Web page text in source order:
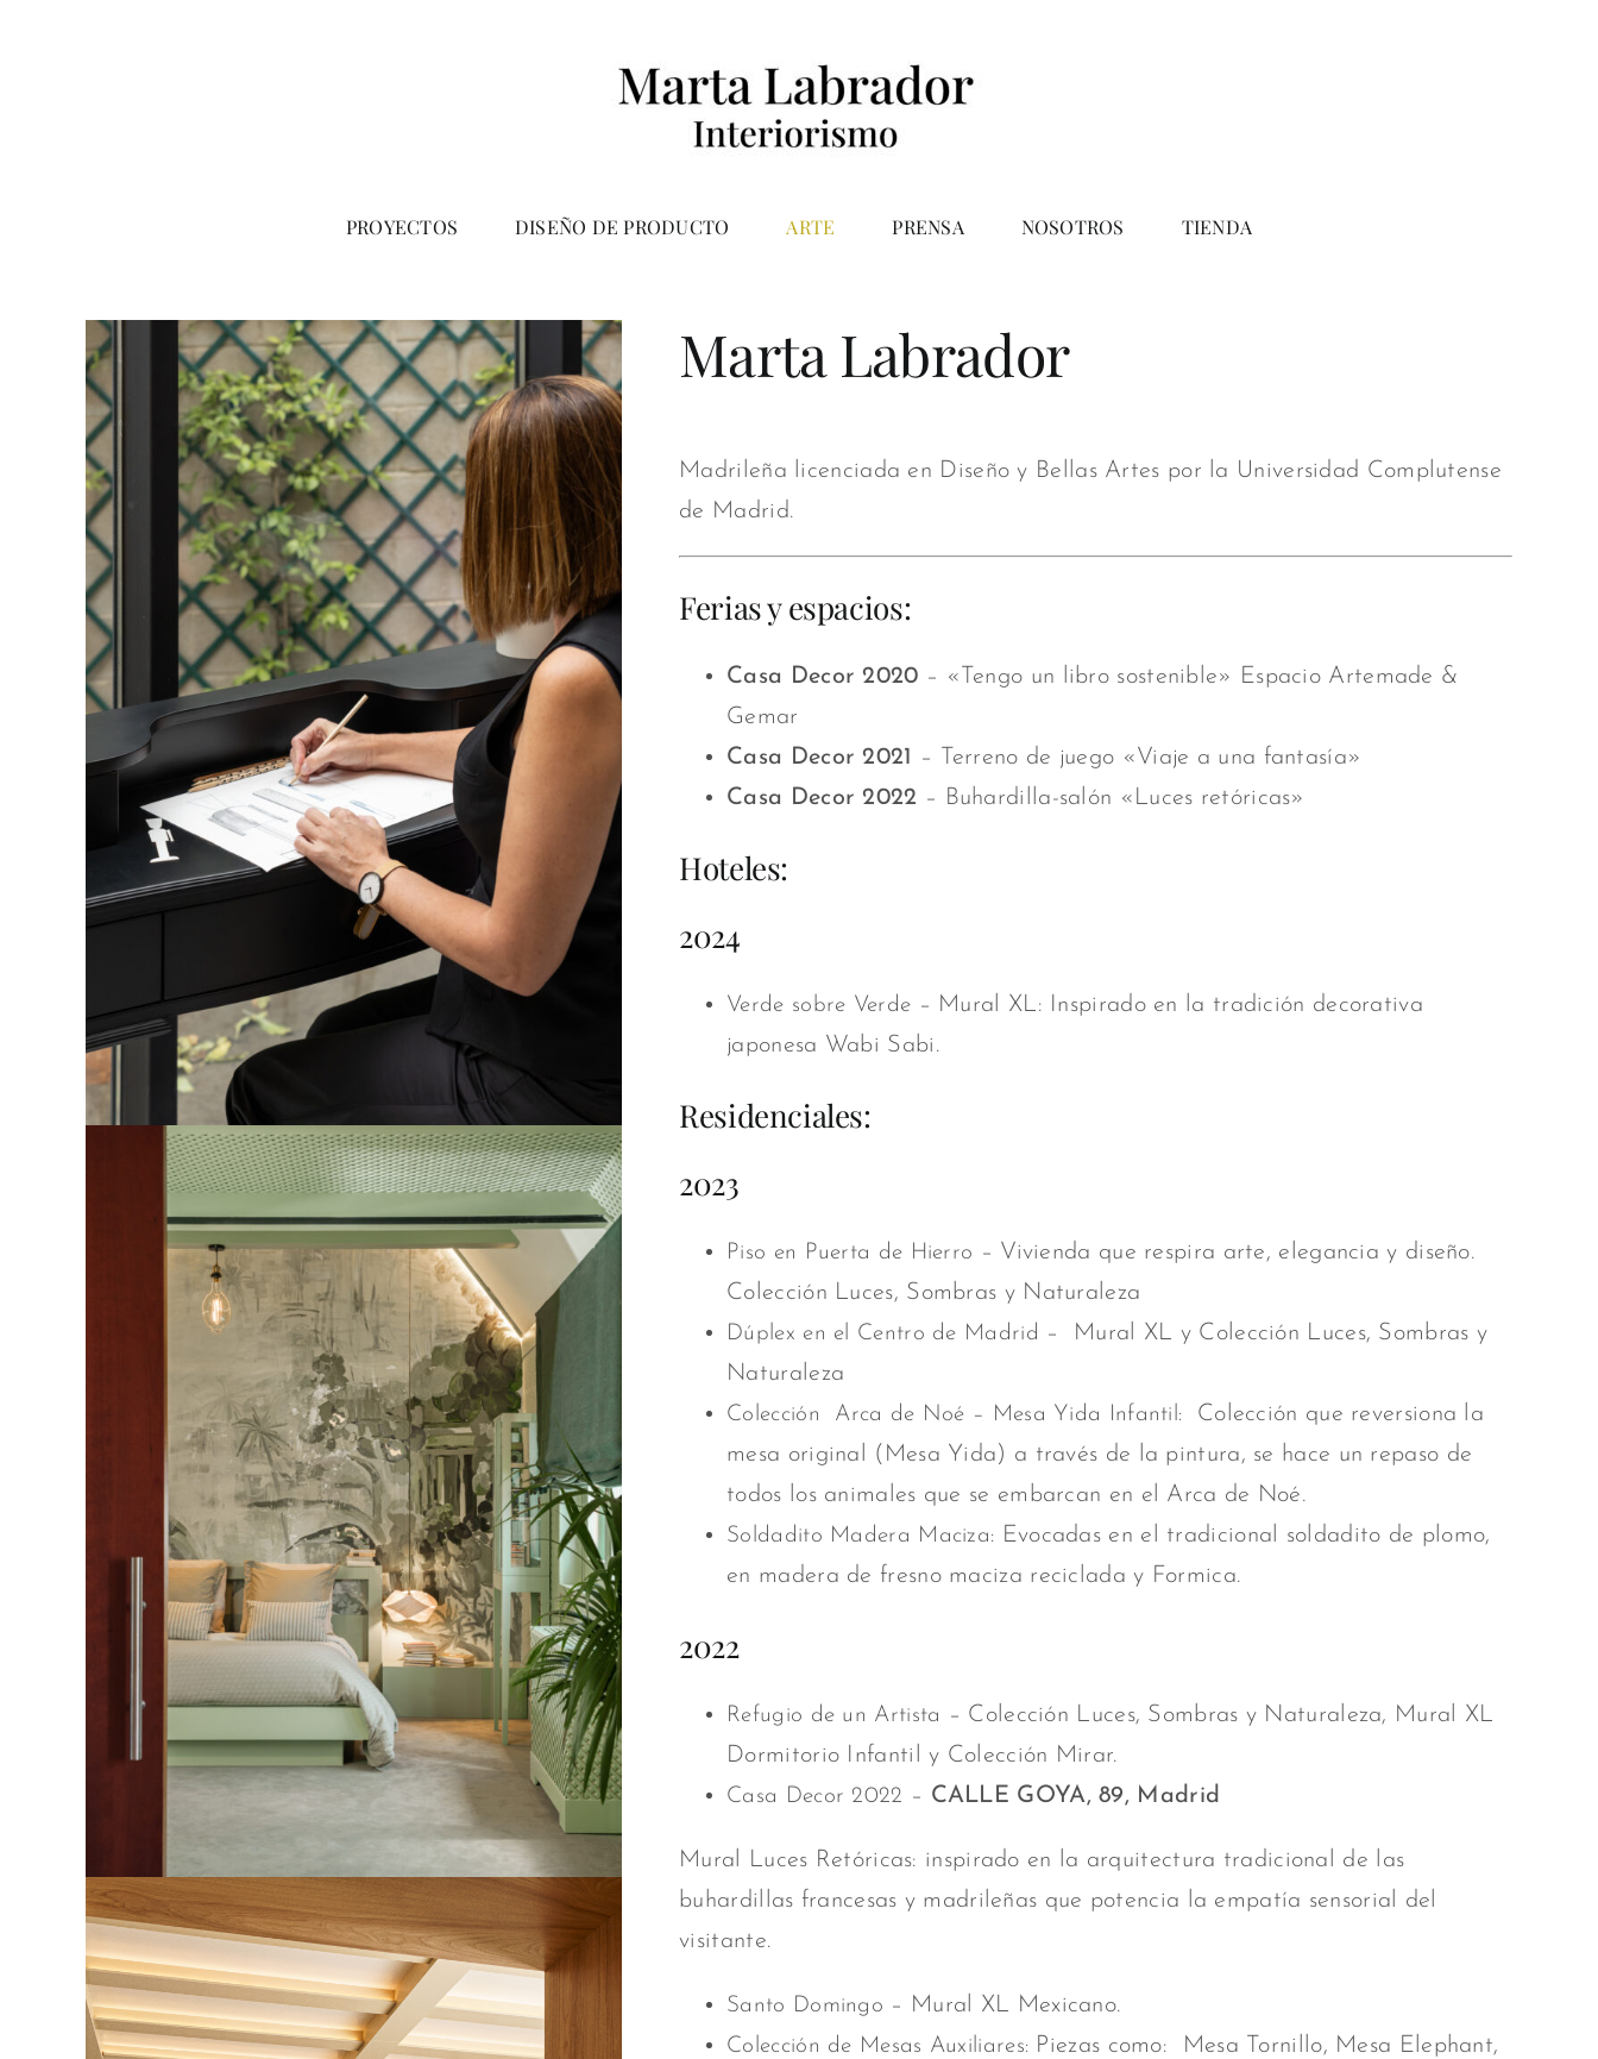
PROYECTOS DISEÑO DE PRODUCTO ARTE PRENSA NOSOTROS TIENDA
Marta Labrador
Madrileña licenciada en Diseño y Bellas Artes por la Universidad Complutense
de Madrid.
Ferias y espacios:
Casa Decor 2020 – «Tengo un libro sostenible» Espacio Artemade &
Gemar
Casa Decor 2021
–
Terreno de juego «Viaje a una fantasía»
Casa Decor 2022 – Buhardilla-salón «Luces retóricas»
Hoteles:
2024
Verde sobre Verde – Mural XL: Inspirado en la tradición decorativa
japonesa Wabi Sabi.
Residenciales:
2023
Piso en Puerta de Hierro – Vivienda que respira arte, elegancia y diseño.
Colección Luces, Sombras y Naturaleza
Dúplex en el Centro de Madrid – Mural XL y Colección Luces, Sombras y
Naturaleza
Colección Arca de Noé – Mesa Yida Infantil: Colección que reversiona la
mesa original (Mesa Yida) a través de la pintura, se hace un repaso de
todos los animales que se embarcan en el Arca de Noé.
Soldadito Madera Maciza: Evocadas en el tradicional soldadito de plomo,
en madera de fresno maciza reciclada y Formica.
2022
Refugio de un Artista – Colección Luces, Sombras y Naturaleza, Mural XL
Dormitorio Infantil y Colección Mirar.
Casa Decor 2022 – CALLE GOYA, 89, Madrid
Mural Luces Retóricas: inspirado en la arquitectura tradicional de las
buhardillas francesas y madrileñas que potencia la empatía sensorial del
visitante.
Santo Domingo – Mural XL Mexicano.
Colección de Mesas Auxiliares: Piezas como: Mesa Tornillo, Mesa Elephant,